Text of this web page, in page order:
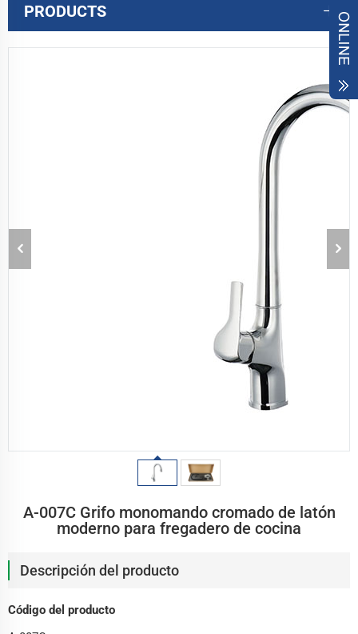
PRODUCTS
A-007C Grifo monomando cromado de latón
moderno para fregadero de cocina
Descripción del producto
Código del producto